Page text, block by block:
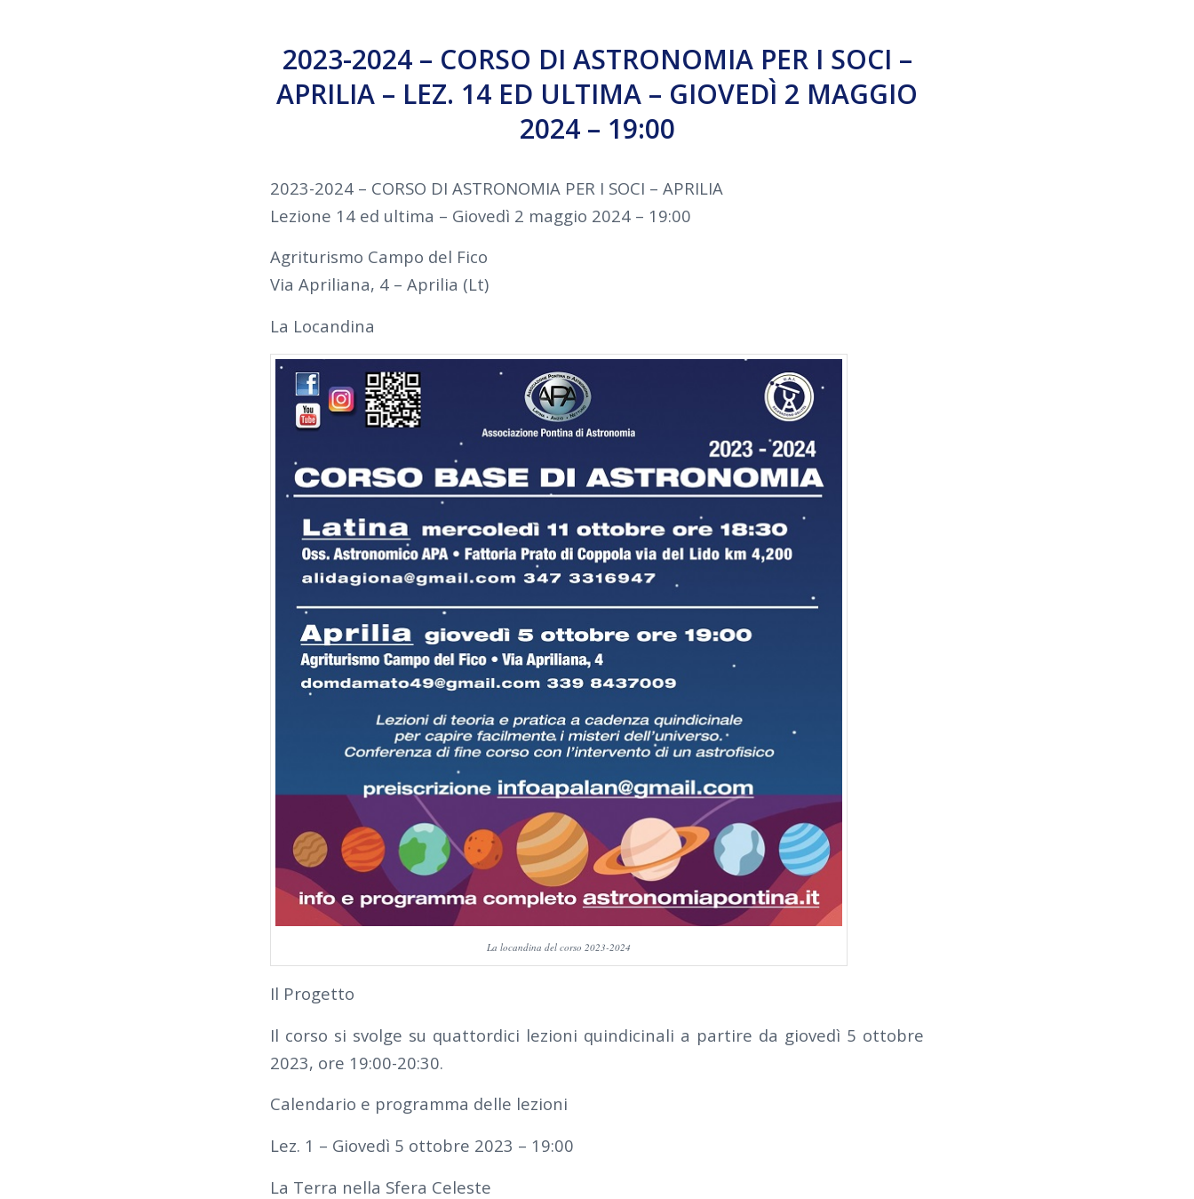
2023-2024 – CORSO DI ASTRONOMIA PER I SOCI –
APRILIA – LEZ. 14 ED ULTIMA – GIOVEDÌ 2 MAGGIO
2024 – 19:00
2023-2024 – CORSO DI ASTRONOMIA PER I SOCI – APRILIA
Lezione 14 ed ultima – Giovedì 2 maggio 2024 – 19:00
Agriturismo Campo del Fico
Via Apriliana, 4 – Aprilia (Lt)
La Locandina
La locandina del corso 2023-2024
Il Progetto
Il corso si svolge su quattordici lezioni quindicinali a partire da giovedì 5 ottobre
2023, ore 19:00-20:30.
Calendario e programma delle lezioni
Lez. 1 – Giovedì 5 ottobre 2023 – 19:00
La Terra nella Sfera Celeste